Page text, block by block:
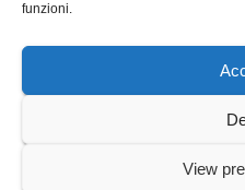
funzioni.
View
Proudly powered by WordPress|
Scienza